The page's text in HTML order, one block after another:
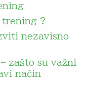
?
nezavisno
zašto su važni
način